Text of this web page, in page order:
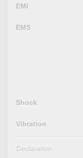
EMI
EMS
Shock
Vibration
Declaration